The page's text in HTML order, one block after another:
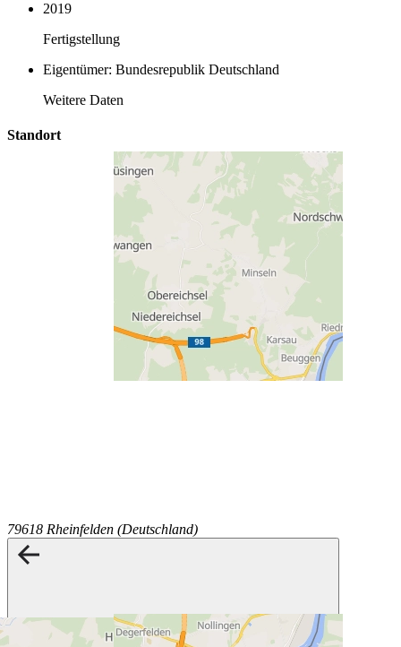
2019
Fertigstellung
Eigentümer: Bundesrepublik Deutschland
Weitere Daten
Standort
79618 Rheinfelden (Deutschland)